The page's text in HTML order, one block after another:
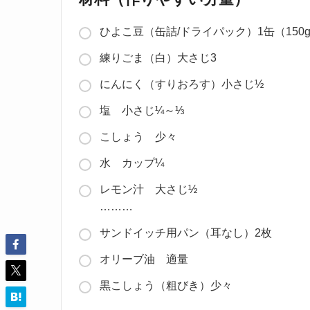
ひよこ豆（缶詰/ドライパック）1缶（
練りごま（白）大さじ3
にんにく（すりおろす）小さじ½
塩 小さじ¼～⅓
こしょう 少々
水 カップ¼
レモン汁 大さじ½
………
サンドイッチ用パン（耳なし）2枚
オリーブ油 適量
黒こしょう（粗びき）少々